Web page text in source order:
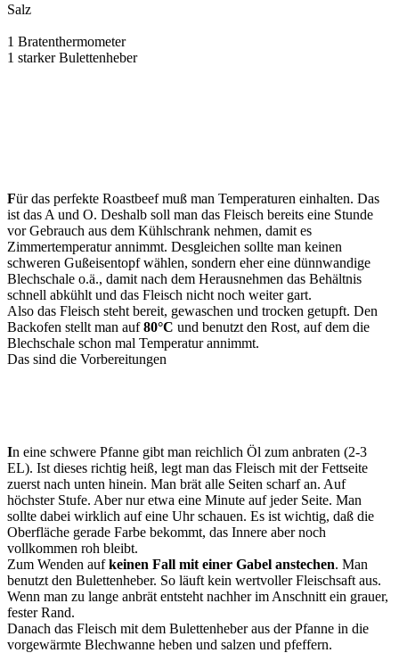
Salz
1 Bratenthermometer
1 starker Bulettenheber
Für das perfekte Roastbeef muß man Temperaturen einhalten. Das
ist das A und O. Deshalb soll man das Fleisch bereits eine Stunde
vor Gebrauch aus dem Kühlschrank nehmen, damit es
Zimmertemperatur annimmt. Desgleichen sollte man keinen
schweren Gußeisentopf wählen, sondern eher eine dünnwandige
Blechschale o.ä., damit nach dem Herausnehmen das Behältnis
schnell abkühlt und das Fleisch nicht noch weiter gart.
Also das Fleisch steht bereit, gewaschen und trocken getupft. Den
Backofen stellt man auf80°C und benutzt den Rost, auf dem die
Blechschale schon mal Temperatur annimmt.
Das sind die Vorbereitungen
In eine schwere Pfanne gibt man reichlich Öl zum anbraten (2-3
EL). Ist dieses richtig heiß, legt man das Fleisch mit der Fettseite
zuerst nach unten hinein. Man brät alle Seiten scharf an. Auf
höchster Stufe. Aber nur etwa eine Minute auf jeder Seite. Man
sollte dabei wirklich auf eine Uhr schauen. Es ist wichtig, daß die
Oberfläche gerade Farbe bekommt, das Innere aber noch
vollkommen roh bleibt.
Zum Wenden aufkeinen Fall mit einer Gabel anstechen. Man
benutzt den Bulettenheber. So läuft kein wertvoller Fleischsaft aus.
Wenn man zu lange anbrät entsteht nachher im Anschnitt ein grauer,
fester Rand.
Danach das Fleisch mit dem Bulettenheber aus der Pfanne in die
vorgewärmte Blechwanne heben und salzen und pfeffern.